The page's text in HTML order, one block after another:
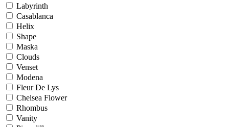
Labyrinth
Casablanca
Helix
Shape
Maska
Clouds
Venset
Modena
Fleur De Lys
Chelsea Flower
Rhombus
Vanity